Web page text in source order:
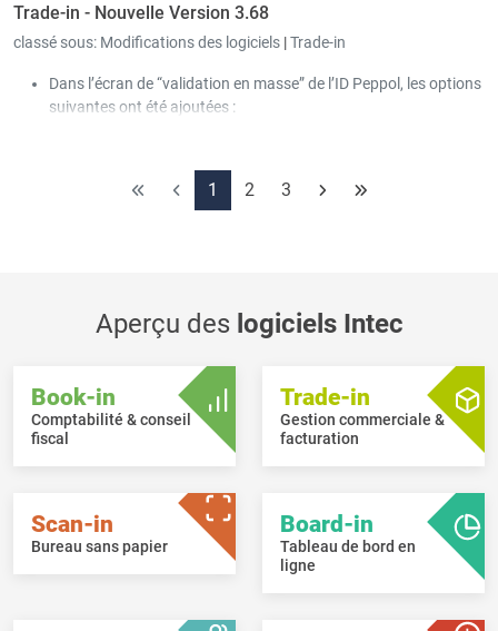
Trade-in - Nouvelle Version 3.68
classé sous: Modifications des logiciels |Trade-in
Dans l’écran de “validation en masse” de l’ID Peppol, les options
suivantes ont été ajoutées :
existants.
1 2 3
Aperçu des logiciels Intec
Book-in
Comptabilité & conseil
fiscal
Trade-in
Gestion commerciale &
facturation
Scan-in
Bureau sans papier
Board-in
Tableau de bord en
ligne